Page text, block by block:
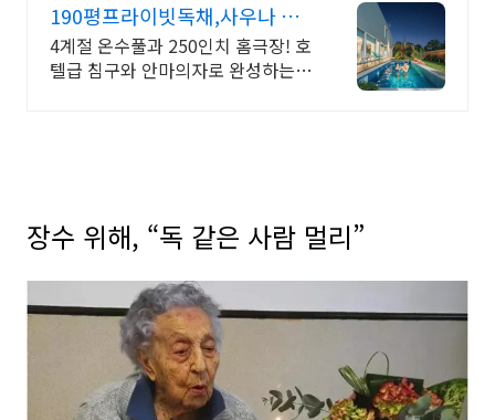
190평프라이빗독채,사우나 예
쁜 4계절 온수수영장 힐링
4계절 온수풀과 250인치 홈극장! 호
텔급 침구와 안마의자로 완성하는
장수 위해, “독 같은 사람 멀리”